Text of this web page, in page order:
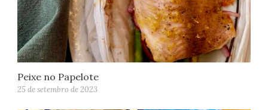
Peixe no Papelote
25 de setembro de 2023